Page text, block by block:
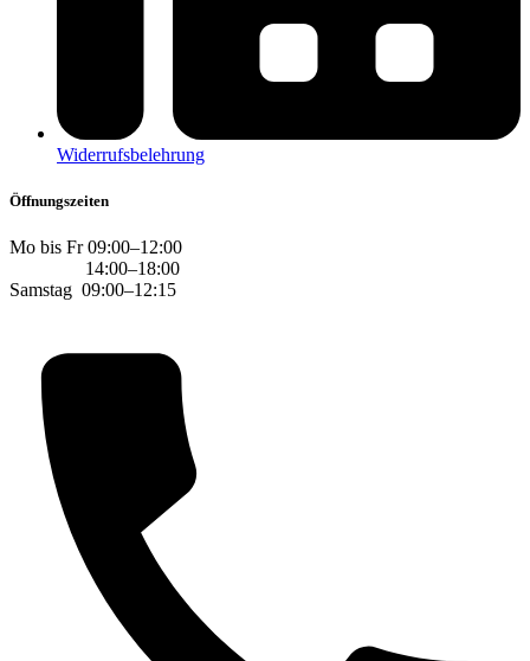
Widerrufsbelehrung
Öffnungszeiten
Mo bis Fr 09:00–12:00
14:00–18:00
Samstag 09:00–12:15